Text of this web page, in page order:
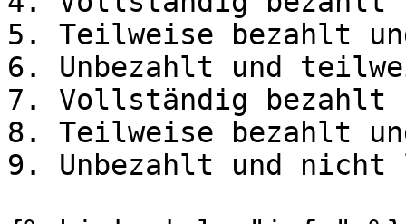
5. Teilweise bezahlt
6. Unbezahlt und
7. Vollständig bezahlt
8. Teilweise bezahlt
9. Unbezahlt und nicht